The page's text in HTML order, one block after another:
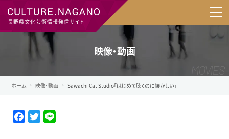
長野県文化芸術情報発信サイト
映像・動画
ホーム 映像・動画 Sawachi Cat Studio「はじめて聴くのに懐かしい」
F
T